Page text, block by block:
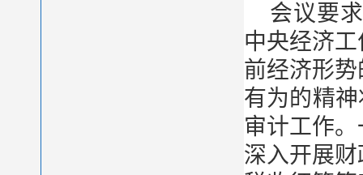
会议要
中央经济
前经济形
有为的精
审计工作
深入开展